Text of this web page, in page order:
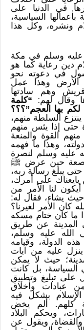
في الدنيا على
بأعمالها السياسية،
ونشره، وكل هذا
وسلم في مكة
دين رعاية كما هو
في دعوته نحو
الأرض وهذا عمل
وهم سادتها
وقال لهم: “كلمة
لكم بها العجم”؟؟؟
ينتزع السلطة منهم،
حتى إذا يئس منهم
القوة والمنعة
وهذا ما فهمه
عليه وسلم لنصرة
حين عرض ﷺ
يبلغ رسالة ربه،
على أمرك،
لنا الأمر من
يشاء، فقال له:
كان الأمر لغيرنا؟
ما كان ختام مسكه
المدينة عن طريق
عليه وسلم،
الدولة، وقيامه
عليه من آيات
حيث لا يمكن
السياسة، بل كانت
على تبليغ وتطبيق
عبادات وأخلاق
بشكل فيه
كلهم. ألم يخض
ويحكم البلاد
والقضاة، ويقول عن